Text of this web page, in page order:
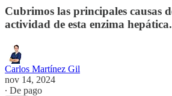
Cubrimos las principales causas
actividad de esta enzima hepática.
Carlos Martínez Gil
nov 14, 2024
∙ De pago